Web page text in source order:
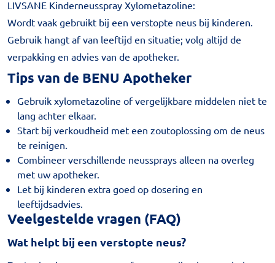
LIVSANE Kinderneusspray Xylometazoline:
Wordt vaak gebruikt bij een verstopte neus bij kinderen.
Gebruik hangt af van leeftijd en situatie; volg altijd de
verpakking en advies van de apotheker.
Tips van de BENU Apotheker
Gebruik xylometazoline of vergelijkbare middelen niet te
lang achter elkaar.
Start bij verkoudheid met een zoutoplossing om de neus
te reinigen.
Combineer verschillende neussprays alleen na overleg
met uw apotheker.
Let bij kinderen extra goed op dosering en
leeftijdsadvies.
Veelgestelde vragen (FAQ)
Wat helpt bij een verstopte neus?